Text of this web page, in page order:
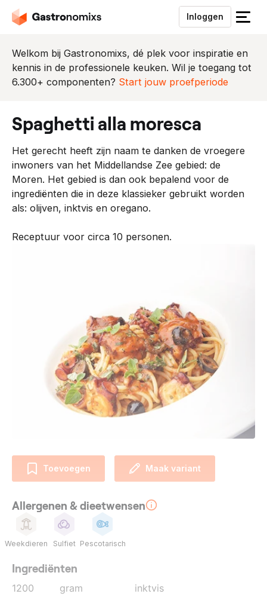
Inloggen
S
u
i
e
Welkom bij Gastronomixs, dé plek voor inspiratie en
kennis in de professionele keuken. Wil je toegang tot
6.300+ componenten? Start jouw proefperiode
spaghetti alla moresca
Het gerecht heeft zijn naam te danken de vroegere
inwoners van het Middellandse Zee gebied: de
Moren. Het gebied is dan ook bepalend voor de
ingrediënten die in deze klassieker gebruikt worden
als: olijven, inktvis en oregano.
Receptuur voor circa 10 personen.
Toevoegen Maak variant
Allergenen & dieetwensen
Weekdieren Sulfiet Pescotarisch
Ingrediënten
1200 gram
inktvis